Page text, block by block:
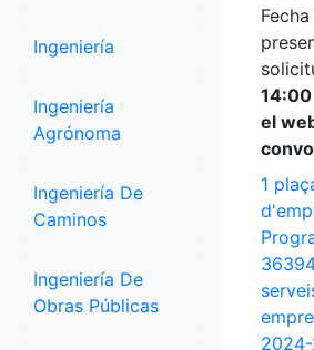
Ingeniería
Ingeniería
Agrónoma
Ingeniería De
Caminos
Ingeniería De
Obras Públicas
el
1